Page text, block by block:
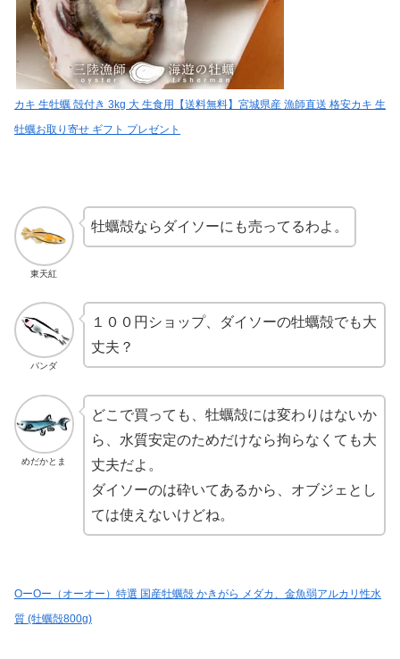
カキ 生牡蠣 殻付き 3kg 大 生食用【送料無料】宮城県産 漁師直送 格安カキ 生
牡蠣お取り寄せ ギフト プレゼント
東天紅
牡蠣殻ならダイソーにも売ってるわよ。
パンダ
１００円ショップ、ダイソーの牡蠣殻でも大
丈夫？
めだかとま
どこで買っても、牡蠣殻には変わりはないか
ら、水質安定のためだけなら拘らなくても大
丈夫だよ。
ダイソーのは砕いてあるから、オブジェとし
ては使えないけどね。
OーOー（オーオー）特選 国産牡蠣殻 かきがら メダカ、金魚弱アルカリ性水
質 (牡蠣殻800g)